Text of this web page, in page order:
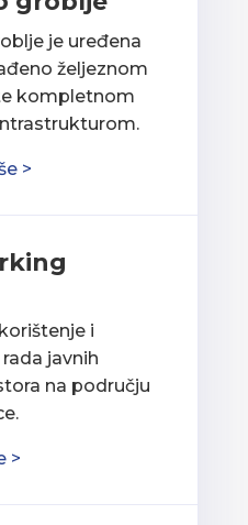
je uređena
željeznom
kompletnom
>
i
javnih
na području
>